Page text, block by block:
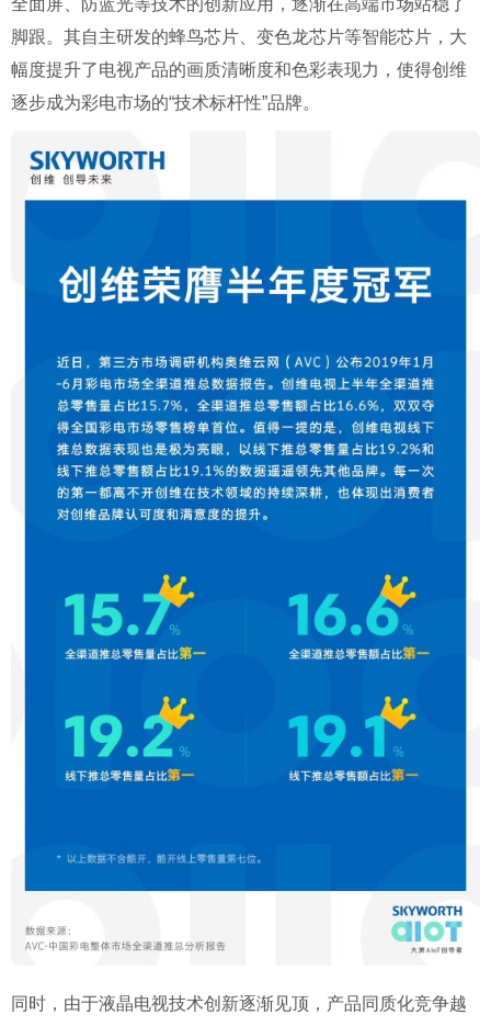
全面屏、防蓝光等技术的创新应用，逐渐在高端市场站稳了
脚跟。其自主研发的蜂鸟芯片、变色龙芯片等智能芯片，大
幅度提升了电视产品的画质清晰度和色彩表现力，使得创维
逐步成为彩电市场的“技术标杆性”品牌。
同时，由于液晶电视技术创新逐渐见顶，产品同质化竞争越